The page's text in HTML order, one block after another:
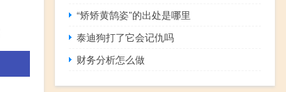
“矫矫黄鹄姿”的出处是哪里
泰迪狗打了它会记仇吗
财务分析怎么做